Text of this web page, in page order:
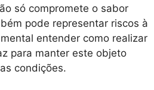
só compromete o sabor
pode representar riscos à
entender como realizar
para manter este objeto
condições.